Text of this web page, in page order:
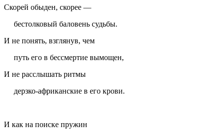
Скорей обыден, скорее —
бестолковый баловень судьбы.
И не понять, взглянув, чем
путь его в бессмертие вымощен,
И не расслышать ритмы
дерзко-африканские в его крови.
И как на поиске пружин